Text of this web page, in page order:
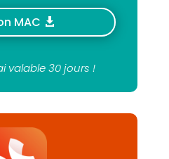
MAC
valable 30 jours !